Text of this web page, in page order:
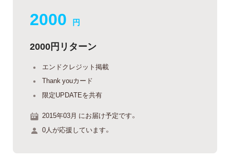
2000 円
2000円リターン
エンドクレジット掲載
Thank youカード
限定UPDATEを共有
2015年03月 にお届け予定です。
0人が応援しています。